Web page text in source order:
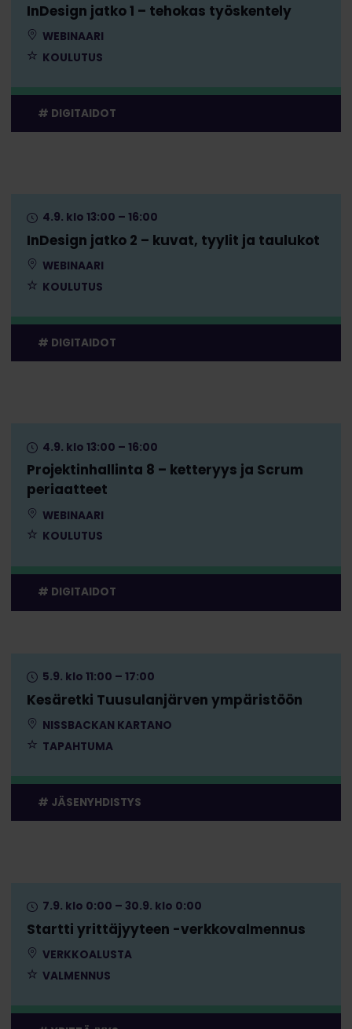
InDesign jatko 1 – tehokas työskentely
WEBINAARI
KOULUTUS
DIGITAIDOT
InDesign jatko 2 – kuvat, tyylit ja taulukot
4.9. klo 13:00 – 16:00
WEBINAARI
KOULUTUS
DIGITAIDOT
Projektinhallinta 8 – ketteryys ja Scrum
periaatteet
4.9. klo 13:00 – 16:00
WEBINAARI
KOULUTUS
DIGITAIDOT
Kesäretki Tuusulanjärven ympäristöön
5.9. klo 11:00 – 17:00
NISSBACKAN KARTANO
TAPAHTUMA
JÄSENYHDISTYS
Startti yrittäjyyteen -verkkovalmennus
7.9. klo 0:00 – 30.9. klo 0:00
VERKKOALUSTA
VALMENNUS